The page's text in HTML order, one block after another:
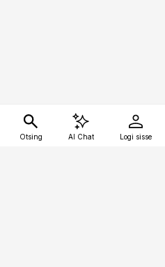
Otsing AI Chat Logi sisse